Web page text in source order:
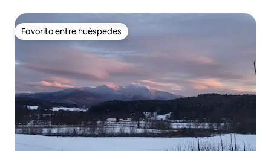
Favorito entre huéspedes
Favorito entre huéspedes